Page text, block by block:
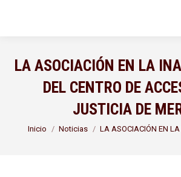
LA ASOCIACIÓN EN LA
DEL CENTRO DE
JUSTICIA DE
Estás aquí:
Inicio Noticias LA ASOCIACIÓN EN